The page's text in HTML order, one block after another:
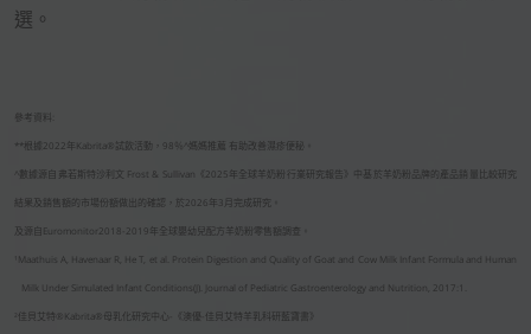
選。
參考資料:
**根據2022年Kabrita®️試飲活動，98％^媽媽推薦 有助改善濕疹便秘。
^數據源自弗若斯特沙利文 Frost & Sullivan《2025年全球羊奶粉行業研究報告》中基於羊奶粉品牌的產品銷量比較研究
結果及銷售額的市場份額做出的確認，於2026年3月完成研究。
及源自Euromonitor2018-2019年全球嬰幼兒配方羊奶粉零售額調查。
¹Maathuis A, Havenaar R, He T, et al. Protein Digestion and Quality of Goat and Cow Milk Infant Formula and Human
Milk Under Simulated Infant Conditions(J). Journal of Pediatric Gastroenterology and Nutrition, 2017:1.
²佳貝艾特®Kabrita®母乳化研究中心-《澳優-佳貝艾特羊乳科研藍寶書》